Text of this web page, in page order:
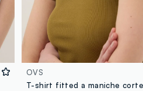
OVS